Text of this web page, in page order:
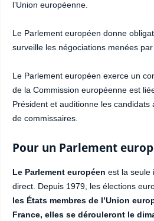
l’Union européenne.
Le Parlement européen donne
surveille les négociations menées
Le Parlement européen exerce un
de la Commission européenne est
Président et auditionne les candidats
de commissaires.
Pour un Parlement
Le Parlement européen est la seule
direct. Depuis 1979, les élections
les États membres de l’Union
France, elles se dérouleront le